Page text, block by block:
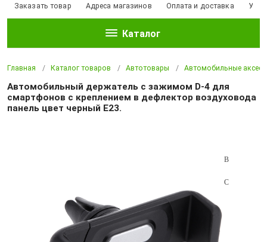
Заказать товар Адреса магазинов Оплата и доставка
Каталог
Главная Каталог товаров Автотовары Автомобильные
Автомобильный держатель с зажимом D-4 для
смартфонов с креплением в дефлектор воздуховода
панель цвет черный E23.